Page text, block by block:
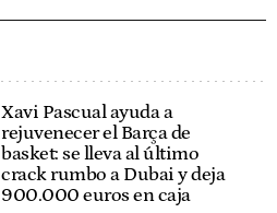
Xavi Pascual ayuda a
rejuvenecer el Barça de
basket: se lleva al último
crack rumbo a Dubai y deja
900.000 euros en caja